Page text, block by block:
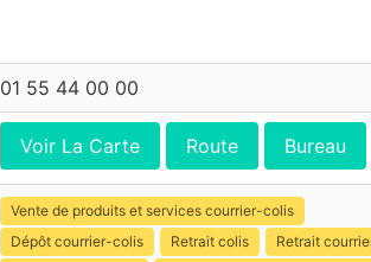
01 55 44 00 00
Voir La Carte Route Bureau
Vente de produits et services courrier-colis
Dépôt courrier-colis
Retrait colis
Retrait